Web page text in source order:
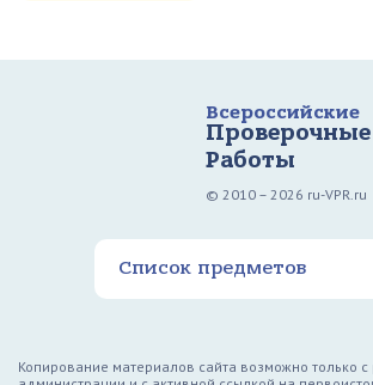
Всероссийские
Проверочные
Работы
© 2010 – 2026 ru-VPR.ru
Список предметов
Копирование материалов сайта возможно только